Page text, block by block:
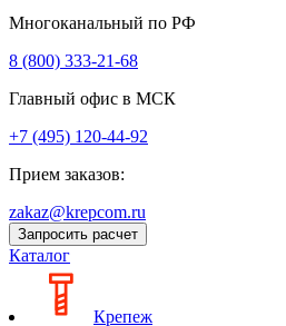
Многоканальный по РФ
8 (800) 333‑21-68
Главный офис в МСК
+7 (495) 120-44-92
Прием заказов:
zakaz@krepcom.ru
Запросить расчет
Каталог
Крепеж